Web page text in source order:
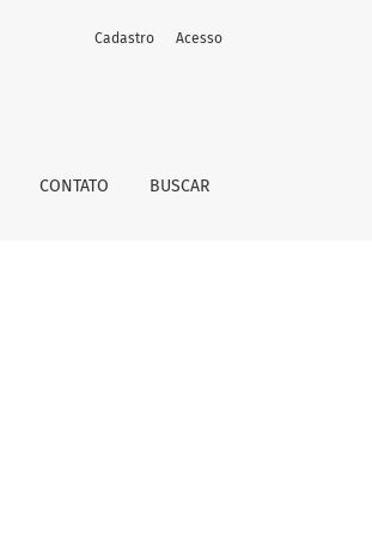
CONTATO BUSCAR
Cadastro Acesso